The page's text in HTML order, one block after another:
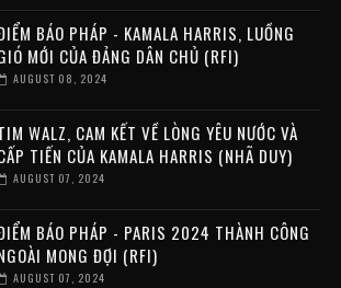
BÁO PHÁP - KAMALA HARRIS, LUỒNG
MỚI CỦA ĐẢNG DÂN CHỦ (RFI)
AUGUST 08, 2024
WALZ, CAM KẾT VỀ LÒNG YÊU NƯỚC VÀ
TIẾN CỦA KAMALA HARRIS (NHÃ DUY)
AUGUST 07, 2024
BÁO PHÁP - PARIS 2024 THÀNH CÔNG
MONG ĐỢI (RFI)
AUGUST 07, 2024